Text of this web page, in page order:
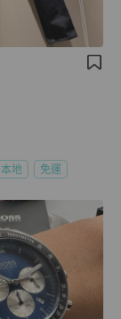
本地 免運